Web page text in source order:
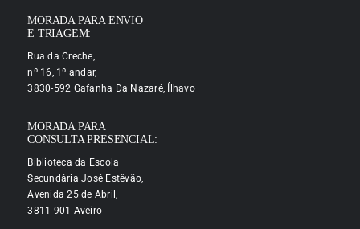
MORADA PARA ENVIO
E TRIAGEM:
Rua da Creche,
nº 16, 1º andar,
3830-592 Gafanha Da Nazaré, Ílhavo
MORADA PARA
CONSULTA PRESENCIAL:
Biblioteca da Escola
Secundária José Estêvão,
Avenida 25 de Abril,
3811-901 Aveiro